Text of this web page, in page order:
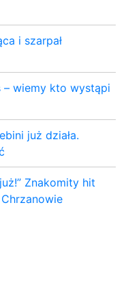
i szarpał
– wiemy kto wystąpi
już działa.
Znakomity hit